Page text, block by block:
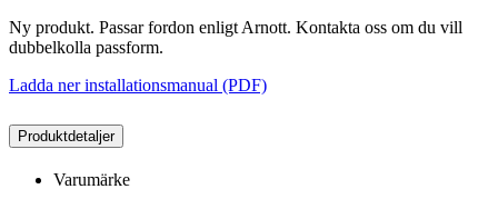
Ny produkt. Passar fordon enligt Arnott. Kontakta oss om du vill
dubbelkolla passform.
Ladda ner installationsmanual (PDF)
Produktdetaljer
Varumärke